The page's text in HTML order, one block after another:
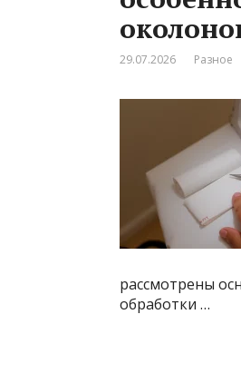
29.07.2026 Разное
рассмотрены
обработки …